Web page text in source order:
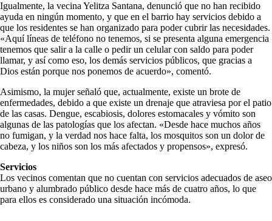
Igualmente, la vecina Yelitza Santana, denunció que no han recibido
ayuda en ningún momento, y que en el barrio hay servicios debido a
que los residentes se han organizado para poder cubrir las necesidades.
«Aquí líneas de teléfono no tenemos, si se presenta alguna emergencia
tenemos que salir a la calle o pedir un celular con saldo para poder
llamar, y así como eso, los demás servicios públicos, que gracias a
Dios están porque nos ponemos de acuerdo», comentó.
Asimismo, la mujer señaló que, actualmente, existe un brote de
enfermedades, debido a que existe un drenaje que atraviesa por el patio
de las casas. Dengue, escabiosis, dolores estomacales y vómito son
algunas de las patologías que los afectan. «Desde hace muchos años
no fumigan, y la verdad nos hace falta, los mosquitos son un dolor de
cabeza, y los niños son los más afectados y propensos», expresó.
Servicios
Los vecinos comentan que no cuentan con servicios adecuados de aseo
urbano y alumbrado público desde hace más de cuatro años, lo que
para ellos es considerado una situación incómoda.